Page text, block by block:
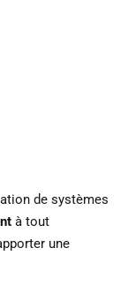
de systèmes
à tout
une